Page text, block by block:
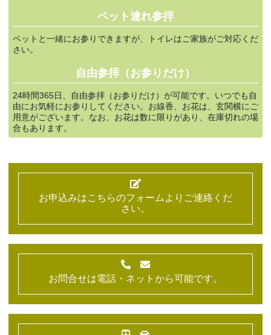
ペット連れ参拝
ペットと一緒にお参りできますが、トイレはご家族がご対応くだ
さい。
自由参拝（お参りだけ）
24時間365日、自由参拝（お参りだけ）が可能です。いつでも自
由にお気軽にお参りしてください。お線香、お花は、玄関横にご
用意がございます。なお、お花は数に限りがあり、在庫切れの場
合もあります。
お申込みはこちらのフォームよりご連絡くだ
さい。
お問合せは電話・ネットから可能です。